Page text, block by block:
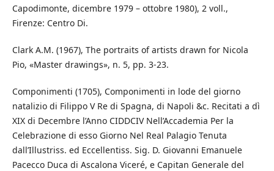
Capodimonte, dicembre 1979 – ottobre 1980), 2 voll.,
Firenze: Centro Di.
Clark A.M. (1967), The portraits of artists drawn for Nicola
Pio, «Master drawings», n. 5, pp. 3-23.
Componimenti (1705), Componimenti in lode del giorno
natalizio di Filippo V Re di Spagna, di Napoli &c. Recitati a dì
XIX di Decembre l’Anno CIDDCIV Nell’Accademia Per la
Celebrazione di esso Giorno Nel Real Palagio Tenuta
dall’Illustriss. ed Eccellentiss. Sig. D. Giovanni Emanuele
Pacecco Duca di Ascalona Viceré, e Capitan Generale del